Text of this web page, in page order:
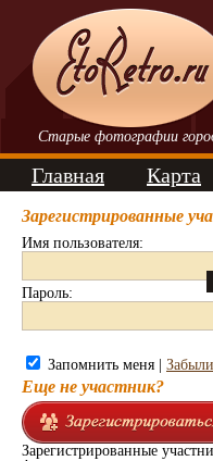
Старые фотографии
Главная Карта
Зарегистрированные
Имя пользователя:
Пароль:
Запомнить меня |
Еще не участник?
Зарегистрированные